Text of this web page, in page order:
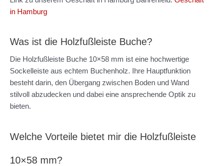
in Hamburg
Was ist die Holzfußleiste Buche?
Die Holzfußleiste Buche 10×58 mm ist eine hochwertige
Sockelleiste aus echtem Buchenholz. Ihre Hauptfunktion
besteht darin, den Übergang zwischen Boden und Wand
stilvoll abzudecken und dabei eine ansprechende Optik zu
bieten.
Welche Vorteile bietet mir die Holzfußleiste
10×58 mm?